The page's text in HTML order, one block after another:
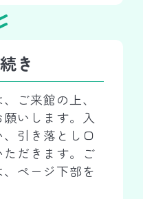
き
ご来館の上、
いします。入
引き落とし口
だきます。ご
ページ下部を